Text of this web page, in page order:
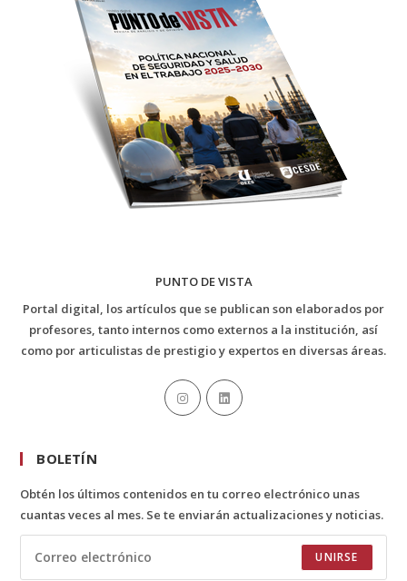
PUNTO DE VISTA
Portal digital, los artículos que se publican son elaborados por
profesores, tanto internos como externos a la institución, así
como por articulistas de prestigio y expertos en diversas áreas.
BOLETÍN
Obtén los últimos contenidos en tu correo electrónico unas
cuantas veces al mes. Se te enviarán actualizaciones y noticias.
UNIRSE